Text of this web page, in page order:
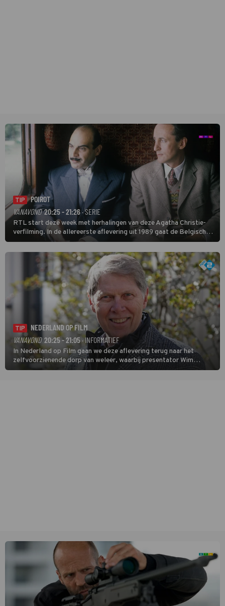
TIP
POIROT
VANAVOND 20:25 - 21:26 · SERIE
RTL start deze week met herhalingen van deze Agatha Christie-
verfilming. In de allereerste aflevering uit 1989 gaat de Belgische
speurder op zoek naar een vermiste kok. Poirot raakt al snel
verwikkeld in een moordzaak. (HH)
TIP
NEDERLAND OP FILM
VANAVOND 20:25 - 21:05· INFORMATIEF
In Nederland op Film gaan we deze aflevering terug naar het
zelfvoorzienende dorp van weleer, waarbij presentator Wim
Daniëls de kijkers meeneemt op reis door de tijd aan de hand van